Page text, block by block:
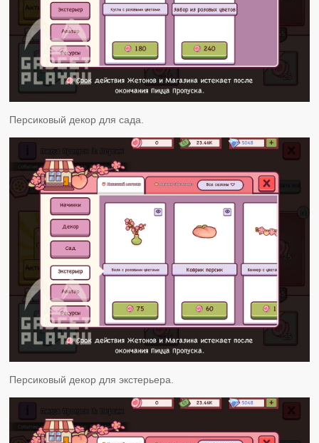
Персиковый декор для сада.
Персиковый декор для экстерьера.